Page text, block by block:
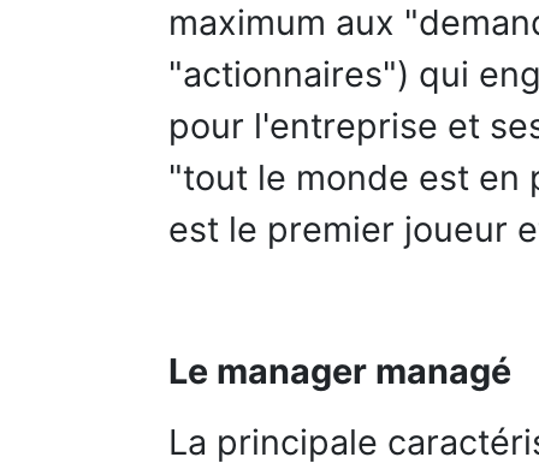
maximum aux
"actionnaires") qui
pour l'entreprise et
"tout le monde est en
est le premier joueur
Le manager managé
La principale